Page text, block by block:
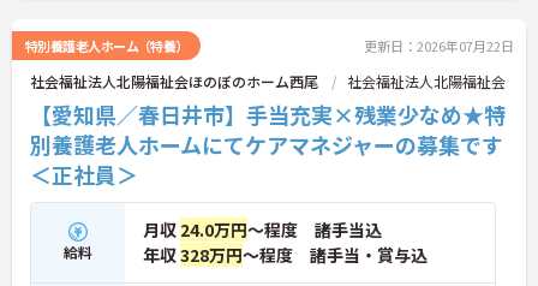
■ 未経験から成長できる環境♪
新たなキャリアに挑戦しやすい職場です♪
・ケアマネ未経験者歓迎
・ブランクのある方も応募可能
・研修制度あり
→ 安心して業務をスタートできます♪
■ 働きやすさを大切にできる職場♪
特別養護老人ホーム（特養） 更新日：2026年07月22日
社会福祉法人北陽福祉会ほのぼのホーム西尾 社会福祉法人北陽福祉会
【愛知県／春日井市】手当充実×残業少なめ★特
別養護老人ホームにてケアマネジャーの募集です
＜正社員＞
給料
月収 24.0万円～程度 諸手当込
年収328万円～程度 諸手当・賞与込